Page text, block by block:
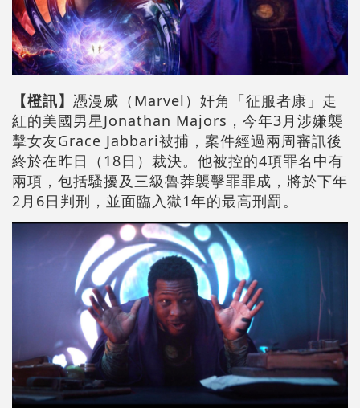
【橙訊】 憑漫威（Marvel）奸角「征服者康」走
紅的美國男星Jonathan Majors，今年3月涉嫌襲
擊女友Grace Jabbari被捕，案件經過兩周審訊後
終於在昨日（18日）裁決。他被控的4項罪名中有
兩項，包括騷擾及三級魯莽襲擊罪罪成，將於下年
2月6日判刑，並面臨入獄1年的最高刑罰。